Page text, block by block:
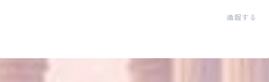
通報する